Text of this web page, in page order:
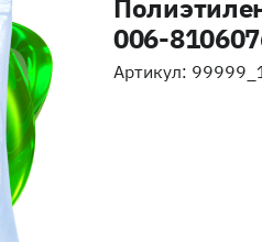
006-
Артикул: